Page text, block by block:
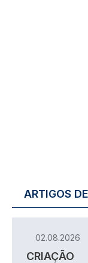
ARTIGOS
02.08.2026
CRIAÇÃO